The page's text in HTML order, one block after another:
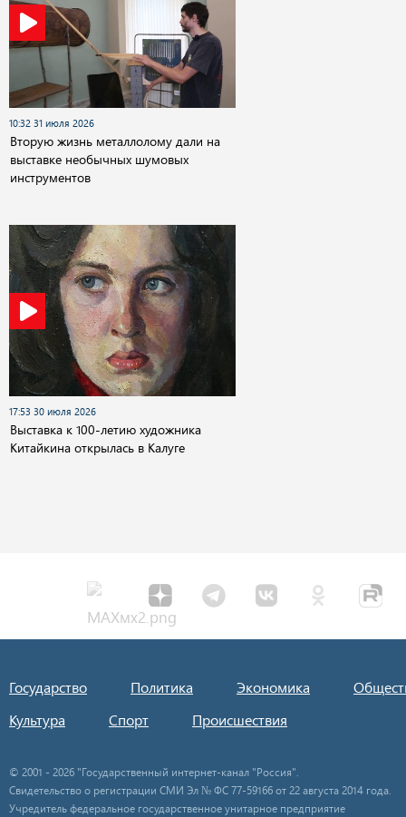
10:32 31 июля 2026
Вторую жизнь металлолому дали на
выставке необычных шумовых
инструментов
17:53 30 июля 2026
Выставка к 100-летию художника
Китайкина открылась в Калуге
Государство Политика Экономика
Культура
Спорт Происшествия
© 2001 - 2026 "Государственный интернет-канал "Россия".
Свидетельство о регистрации СМИ Эл № ФС 77-59166 от 22 августа 2014 года.
Учредитель федеральное государственное унитарное предприятие